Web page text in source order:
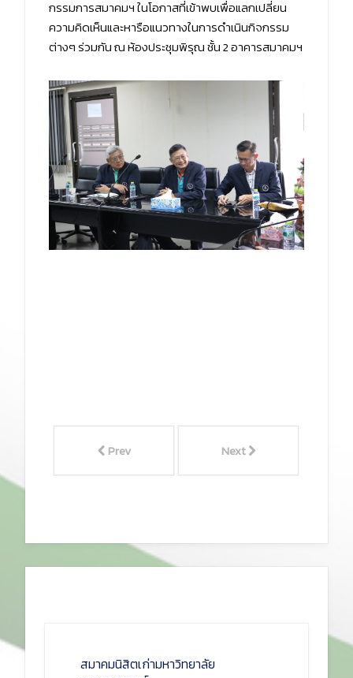
กรรมการสมาคมฯ ในโอกาสที่เข้าพบเพื่อแลกเปลี่ยน
ความคิดเห็นและหารือแนวทางในการดำเนินกิจกรรม
ต่างๆ ร่วมกัน ณ ห้องประชุมพิรุณ ชั้น 2 อาคารสมาคมฯ